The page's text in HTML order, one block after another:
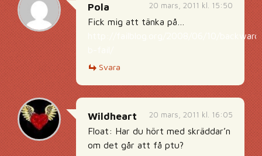
20 mars, 2011 kl. 15:50
Pola
Fick mig att tänka på…
http://failblog.org/2008/06/10/
Svara
20 mars, 2011 kl. 16:05
Wildheart
Float: Har du hört med skräddar’n
om det går att få ptu?